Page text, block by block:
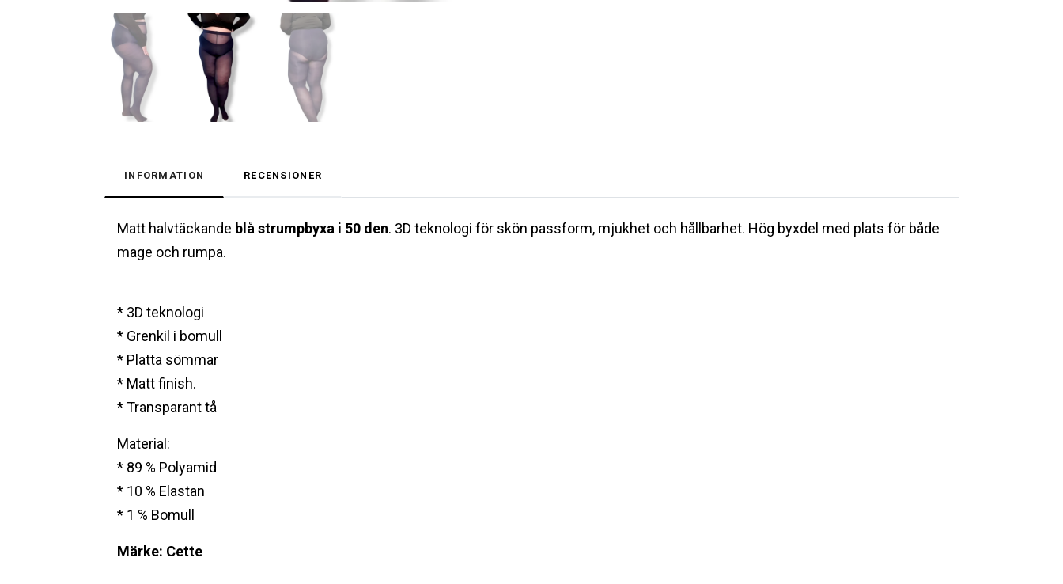
INFORMATION RECENSIONER
Matt halvtäckande blå strumpbyxa i 50 den. 3D teknologi för skön passform, mjukhet och hållbarhet. Hög byxdel med plats för både
mage och rumpa.
* 3D teknologi
* Grenkil i bomull
* Platta sömmar
* Matt finish.
* Transparant tå
Material:
* 89 % Polyamid
* 10 % Elastan
* 1 % Bomull
Märke: Cette